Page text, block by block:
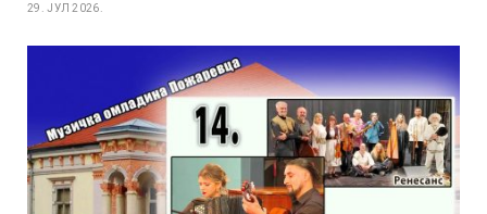
29. ЈУЛ 2026.